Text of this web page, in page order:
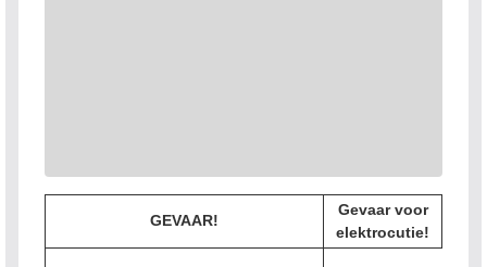
GEVAAR!
Gevaar voor
elektrocutie!